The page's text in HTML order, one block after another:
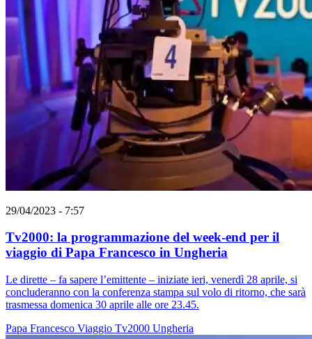
29/04/2023 - 7:57
Tv2000: la programmazione del week-end per il
viaggio di Papa Francesco in Ungheria
Le dirette – fa sapere l’emittente – iniziate ieri, venerdì 28 aprile, si
concluderanno con la conferenza stampa sul volo di ritorno, che sarà
trasmessa domenica 30 aprile alle ore 23.45.
Papa Francesco Viaggio Tv2000 Ungheria